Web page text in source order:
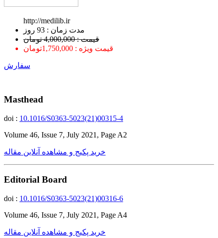
http://medilib.ir
ﻣﺪﺕ ﺯﻣﺎﻥ : 93 ﺭﻭﺯ
قیمت : 4,000,000 تومان
قیمت ویژه : 1,750,000تومان
سفارش
Masthead
doi : 10.1016/S0363-5023(21)00315-4
Volume 46, Issue 7, July 2021, Page A2
خرید پکیج و مشاهده آنلاین مقاله
Editorial Board
doi : 10.1016/S0363-5023(21)00316-6
Volume 46, Issue 7, July 2021, Page A4
خرید پکیج و مشاهده آنلاین مقاله